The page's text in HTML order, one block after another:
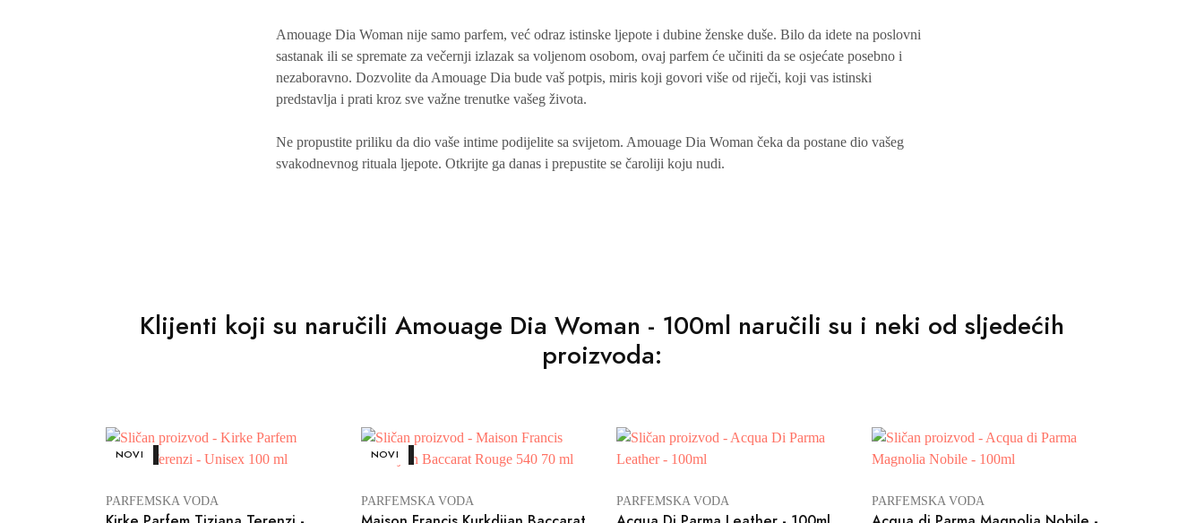
Amouage Dia Woman nije samo parfem, već odraz istinske ljepote i dubine ženske duše. Bilo da idete na poslovni
sastanak ili se spremate za večernji izlazak sa voljenom osobom, ovaj parfem će učiniti da se osjećate posebno i
nezaboravno. Dozvolite da Amouage Dia bude vaš potpis, miris koji govori više od riječi, koji vas istinski
predstavlja i prati kroz sve važne trenutke vašeg života.
Ne propustite priliku da dio vaše intime podijelite sa svijetom. Amouage Dia Woman čeka da postane dio vašeg
svakodnevnog rituala ljepote. Otkrijte ga danas i prepustite se čaroliji koju nudi.
Klijenti koji su naručili Amouage Dia Woman - 100ml naručili su i neki od sljedećih
proizvoda:
AKCIJA
NOVI
PARFEMSKA VODA
AKCIJA
NOVI
PARFEMSKA VODA PARFEMSKA VODA PARFEMSKA VODA